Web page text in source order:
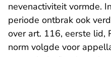
nevenactiviteit vormde.
periode ontbrak ook
over art. 116, eerste lid,
norm volgde voor